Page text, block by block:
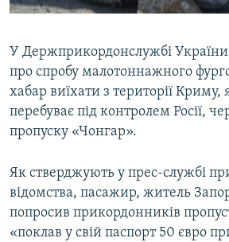
ІНФОГРАФІКА
ДОЛУЧАЙСЯ!
Усі сайти RFE/RL
У Держприкордонслужбі
про спробу малотоннажного
хабар виїхати з території Криму,
перебуває під контролем Росії,
пропуску «Чонгар».
Як стверджують у прес-службі
відомства, пасажир, житель
попросив прикордонників
«поклав у свій паспорт 50 євро